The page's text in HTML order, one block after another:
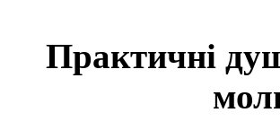
Практичні